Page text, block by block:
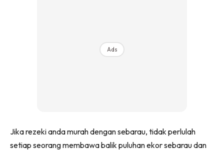
Ads
Jika rezeki anda murah dengan sebarau, tidak perlulah
setiap seorang membawa balik puluhan ekor sebarau dan